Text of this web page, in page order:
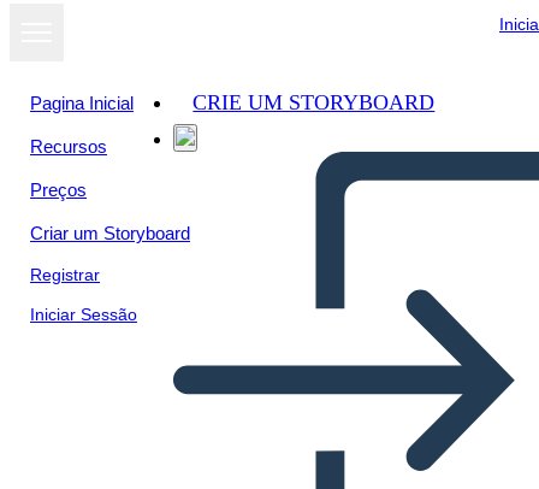
Pagina Inicial
Recursos
Preços
Criar um Storyboard
Registrar
Iniciar Sessão
CRIE UM STORYBOARD
Ver como
apresentação